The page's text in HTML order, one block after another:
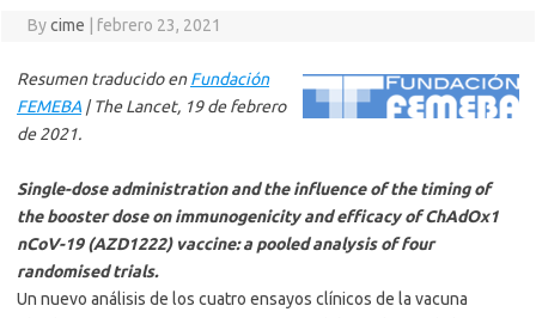
Bycime febrero 23, 2021
Resumen traducido enFundación
FEMEBA| The Lancet, 19 de febrero
de 2021.
Single-dose administration and the influence of the timing of
the booster dose on immunogenicity and efficacy of ChAdOx1
nCoV-19 (AZD1222) vaccine: a pooled analysis of four
randomised trials.
Un nuevo análisis de los cuatro ensayos clínicos de la vacuna